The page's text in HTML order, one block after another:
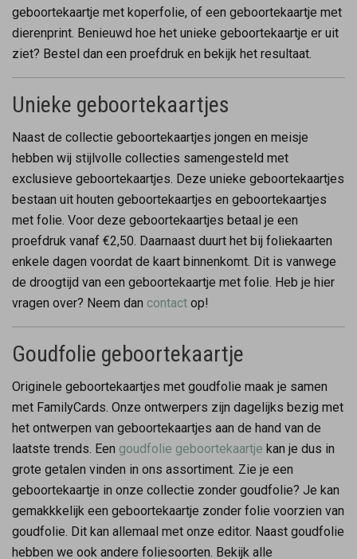
geboortekaartje met koperfolie, of een geboortekaartje met
dierenprint. Benieuwd hoe het unieke geboortekaartje er uit
ziet? Bestel dan een proefdruk en bekijk het resultaat.
Unieke geboortekaartjes
Naast de collectie geboortekaartjes jongen en meisje
hebben wij stijlvolle collecties samengesteld met
exclusieve geboortekaartjes. Deze unieke geboortekaartjes
bestaan uit houten geboortekaartjes en geboortekaartjes
met folie. Voor deze geboortekaartjes betaal je een
proefdruk vanaf €2,50. Daarnaast duurt het bij foliekaarten
enkele dagen voordat de kaart binnenkomt. Dit is vanwege
de droogtijd van een geboortekaartje met folie. Heb je hier
vragen over? Neem dan contact op!
Goudfolie geboortekaartje
Originele geboortekaartjes met goudfolie maak je samen
met FamilyCards. Onze ontwerpers zijn dagelijks bezig met
het ontwerpen van geboortekaartjes aan de hand van de
laatste trends. Een goudfolie geboortekaartje kan je dus in
grote getalen vinden in ons assortiment. Zie je een
geboortekaartje in onze collectie zonder goudfolie? Je kan
gemakkkelijk een geboortekaartje zonder folie voorzien van
goudfolie. Dit kan allemaal met onze editor. Naast goudfolie
hebben we ook andere foliesoorten. Bekijk alle